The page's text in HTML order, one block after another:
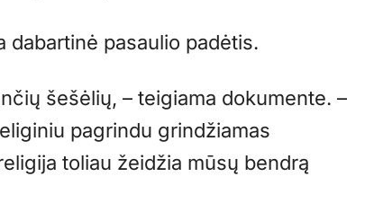
dabartinė pasaulio padėtis.
šešėlių, – teigiama dokumente. –
pagrindu grindžiamas
toliau žeidžia mūsų bendrą